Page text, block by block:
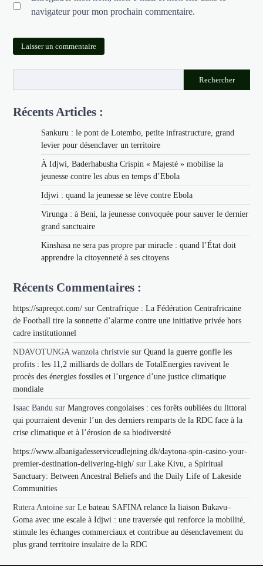
navigateur pour mon prochain commentaire.
Rechercher
Récents Articles :
Sankuru : le pont de Lotembo, petite infrastructure, grand
levier pour désenclaver un territoire
À Idjwi, Baderhabusha Crispin « Majesté » mobilise la
jeunesse contre les abus en temps d’Ebola
Idjwi : quand la jeunesse se lève contre Ebola
Virunga : à Beni, la jeunesse convoquée pour sauver le dernier
grand sanctuaire
Kinshasa ne sera pas propre par miracle : quand l’État doit
apprendre la citoyenneté à ses citoyens
Récents Commentaires :
https://sapreqot.com/ surCentrafrique : La Fédération Centrafricaine
de Football tire la sonnette d’alarme contre une initiative privée hors
cadre institutionnel
NDAVOTUNGA wanzola christvie surQuand la guerre gonfle les
profits : les 11,2 milliards de dollars de TotalEnergies ravivent le
procès des énergies fossiles et l’urgence d’une justice climatique
mondiale
Isaac Bandu surMangroves congolaises : ces forêts oubliées du littoral
qui pourraient devenir l’un des derniers remparts de la RDC face à la
crise climatique et à l’érosion de sa biodiversité
https://www.albanigadesserviceudlejning.dk/daytona-spin-casino-your-
premier-destination-delivering-high/ surLake Kivu, a Spiritual
Sanctuary: Between Ancestral Beliefs and the Daily Life of Lakeside
Communities
Rutera Antoine surLe bateau SAFINA relance la liaison Bukavu–
Goma avec une escale à Idjwi : une traversée qui renforce la mobilité,
stimule les échanges commerciaux et contribue au désenclavement du
plus grand territoire insulaire de la RDC